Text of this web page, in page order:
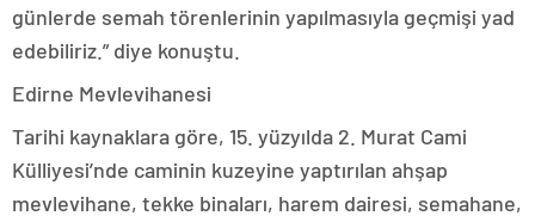
günlerde semah törenlerinin yapılmasıyla geçmişi yad
edebiliriz.” diye konuştu.
Edirne Mevlevihanesi
Tarihi kaynaklara göre, 15. yüzyılda 2. Murat Cami
Külliyesi’nde caminin kuzeyine yaptırılan ahşap
mevlevihane, tekke binaları, harem dairesi, semahane,